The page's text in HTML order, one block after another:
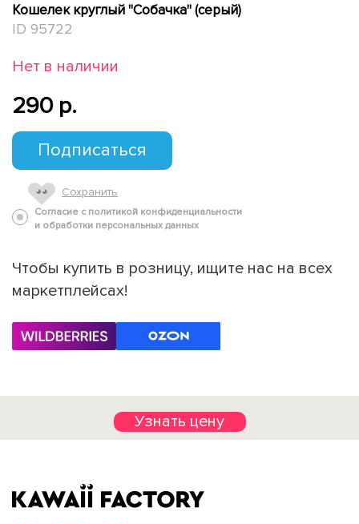
Кошелек круглый "Собачка" (серый)
ID 95722
Нет в наличии
290 p.
Подписаться
Сохранить
Согласие с политикой конфиденциальности
и обработки персональных данных
Чтобы купить в розницу, ищите нас на всех
маркетплейсах!
Узнать цену